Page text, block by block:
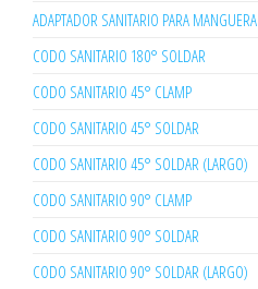
ADAPTADOR SANITARIO PARA MANGUERA
CODO SANITARIO 180° SOLDAR
CODO SANITARIO 45° CLAMP
CODO SANITARIO 45° SOLDAR
CODO SANITARIO 45° SOLDAR (LARGO)
CODO SANITARIO 90° CLAMP
CODO SANITARIO 90° SOLDAR
CODO SANITARIO 90° SOLDAR (LARGO)